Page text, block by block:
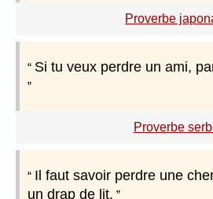
Proverbe
Si tu veux perdre un ami,
Proverbe
Il faut savoir perdre une
un drap de lit.